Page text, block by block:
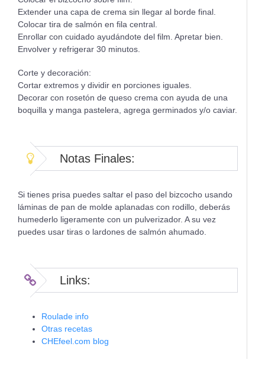
Extender una capa de crema sin llegar al borde final.
Colocar tira de salmón en fila central.
Enrollar con cuidado ayudándote del film. Apretar bien.
Envolver y refrigerar 30 minutos.
Corte y decoración:
Cortar extremos y dividir en porciones iguales.
Decorar con rosetón de queso crema con ayuda de una
boquilla y manga pastelera, agrega germinados y/o caviar.
Notas Finales:
Si tienes prisa puedes saltar el paso del bizcocho usando
láminas de pan de molde aplanadas con rodillo, deberás
humederlo ligeramente con un pulverizador. A su vez
puedes usar tiras o lardones de salmón ahumado.
Links:
Roulade info
Otras recetas
CHEfeel.com blog